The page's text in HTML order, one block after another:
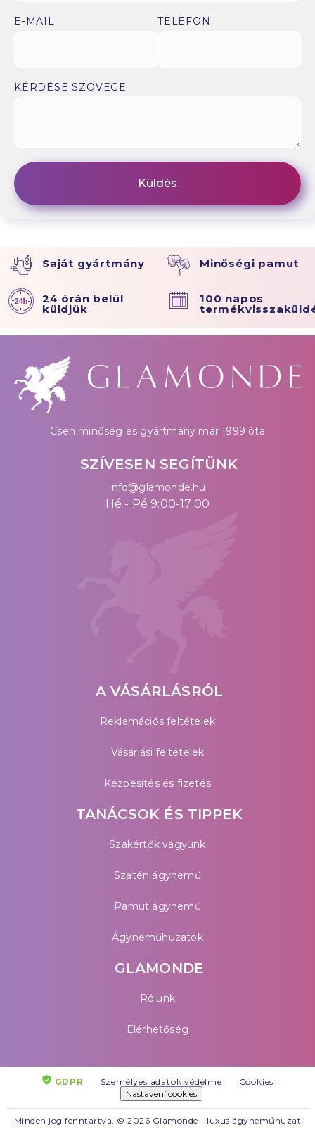
E-MAIL TELEFON
KÉRDÉSE SZÖVEGE
Saját gyártmány Minőségi pamut
24 órán belül
küldjük
100 napos
Cseh minőség és gyártmány már 1999 óta
SZÍVESEN SEGÍTÜNK
info@glamonde.hu
Hé - Pé 9:00-17:00
A VÁSÁRLÁSRÓL
Reklamációs feltételek
Vásárlási feltételek
Kézbesítés és fizetés
TANÁCSOK ÉS TIPPEK
Szakértők vagyunk
Szatén ágynemű
Pamut ágynemű
Ágyneműhuzatok
GLAMONDE
Rólunk
Elérhetőség
GDPR Személyes adatok védelme
Cookies
Nastavení cookies
Minden jog fenntartva. © 2026 Glamonde - luxus ágyneműhuzat